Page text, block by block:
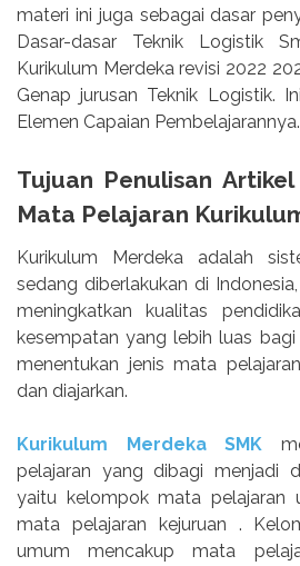
materi ini juga sebagai dasar
Dasar-dasar Teknik Logistik
Kurikulum Merdeka revisi 2022
Genap jurusan Teknik Logistik.
Elemen Capaian Pembelajarannya.
Tujuan Penulisan
Mata Pelajaran
Kurikulum Merdeka adalah
sedang diberlakukan di
meningkatkan kualitas
kesempatan yang lebih luas
menentukan jenis mata
dan diajarkan.
Kurikulum Merdeka SMK
pelajaran yang dibagi menjadi
yaitu kelompok mata pelajaran
mata pelajaran kejuruan .
umum mencakup mata